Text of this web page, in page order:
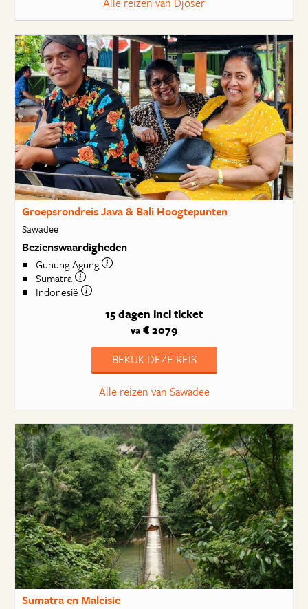
Groepsrondreis Java & Bali Hoogtepunten
Sawadee
Bezienswaardigheden
Gunung Agung
Sumatra
Indonesië
15 dagen incl ticket
va€ 2079
BEKIJK DEZE REIS
Alle reizen van Sawadee
Sumatra en Maleisie